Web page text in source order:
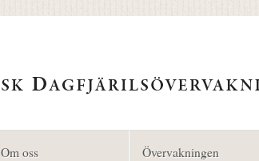
Om oss Övervakningen